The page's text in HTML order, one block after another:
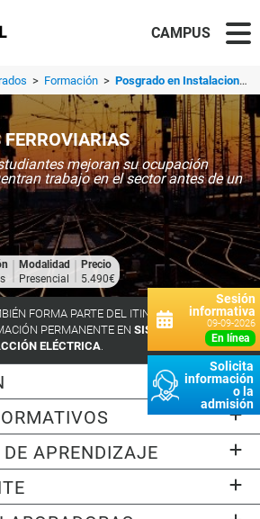
CAMPUS
> Formación > Posgrado en Instalaciones Ferroviarias
Sesión
informativa
09-09-2026
en línea
Solicita
información
o la
admisión
mejoran su ocupación
trabajo en el sector antes de un
Modalidad
Presencial
Precio
5.490€
FORMA PARTE DEL ITINERARIO FORMATIVO
PERMANENTE EN SISTEMAS
ELÉCTRICA.
APRENDIZAJE